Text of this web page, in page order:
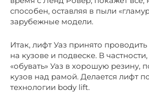
способен, оставляя в пыли
зарубежные модели.
Итак, лифт Уаз принято
на кузове и подвеске. В
«обувать» Уаз в хорошую резину,
кузов над рамой. Делается лифт
технологии body lift.